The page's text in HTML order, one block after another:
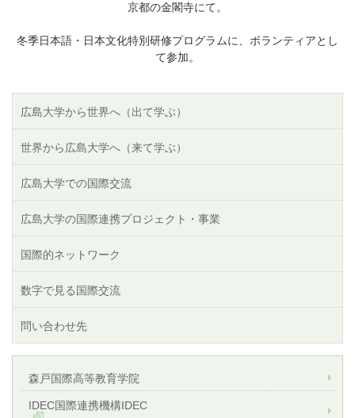
京都の金閣寺にて。
冬季日本語・日本文化特別研修プログラムに、ボランティアとし
て参加。
広島大学から世界へ（出て学ぶ）
世界から広島大学へ（来て学ぶ）
広島大学での国際交流
広島大学の国際連携プロジェクト・事業
国際的ネットワーク
数字で見る国際交流
問い合わせ先
森戸国際高等教育学院
IDEC国際連携機構IDEC